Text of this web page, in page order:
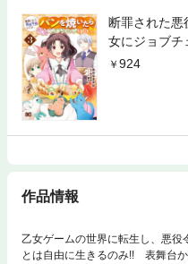
断罪された悪
女にジョブチ
924
作品情報
乙女ゲームの世界に転生し、悪役
とは自由に生きるのみ!! 表舞台